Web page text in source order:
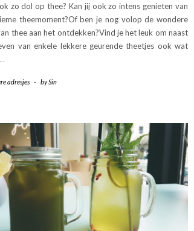
zo dol op thee? Kan jij ook zo intens genieten van
theemoment?Of ben je nog volop de wondere
thee aan het ontdekken?Vind je het leuk om naast
van enkele lekkere geurende theetjes ook wat
…
adresjes - bySin